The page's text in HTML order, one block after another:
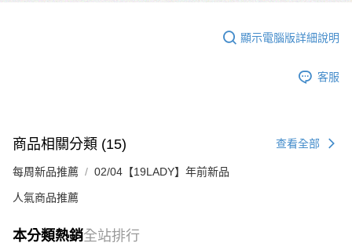
顯示電腦版詳細說明
客服
商品相關分類 (15) 查看全部
每周新品推薦 02/04【19LADY】年前新品
人氣商品推薦
本分類熱銷全站排行